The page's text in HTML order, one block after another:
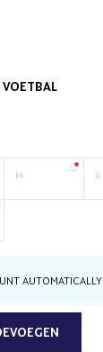
VOETBAL
M L